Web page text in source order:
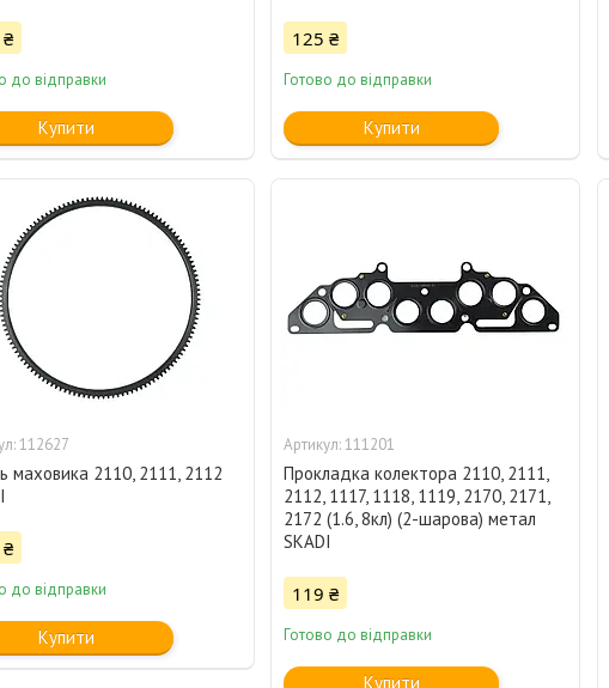
до відправки
Купити
125 ₴
Готово до відправки
Купити
112627
маховика 2110, 2111, 2112
до відправки
Купити
111201
Прокладка колектора 2110, 2111,
2112, 1117, 1118, 1119, 2170, 2171,
2172 (1.6, 8кл) (2-шарова) метал
SKADI
119 ₴
Готово до відправки
Купити